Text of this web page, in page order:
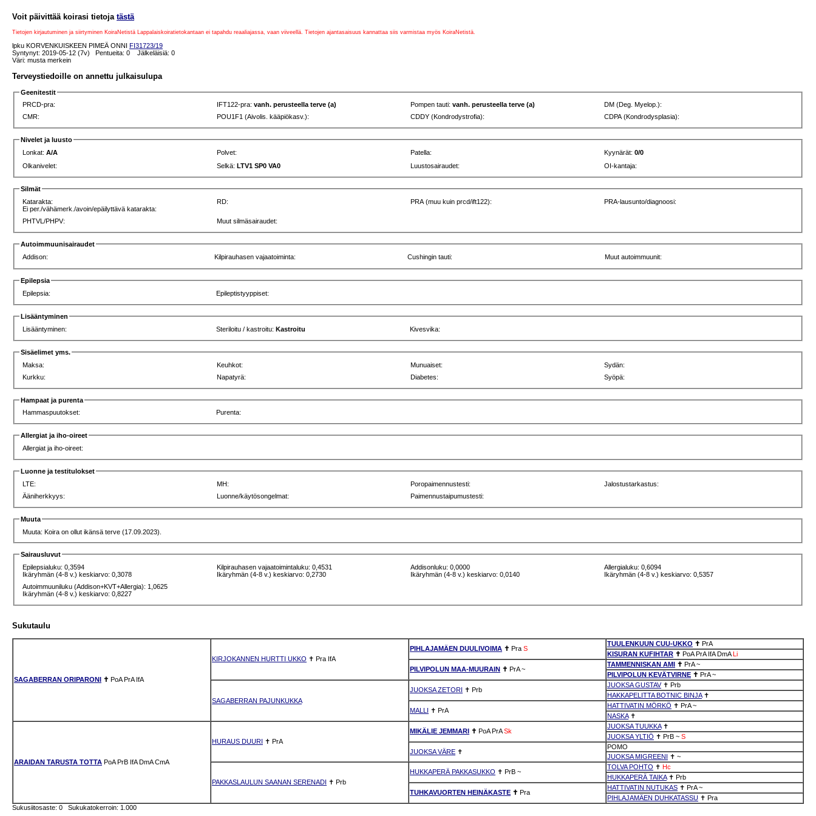
Voit päivittää koirasi tietoja tästä
Tietojen kirjautuminen ja siirtyminen KoiraNetistä Lappalaiskoiratietokantaan ei tapahdu reaaliajassa, vaan viiveellä. Tietojen ajantasaisuus kannattaa siis varmistaa myös KoiraNetistä.
lpku KORVENKUISKEEN PIMEÄ ONNI FI31723/19
Syntynyt: 2019-05-12 (7v) Pentueita: 0 Jälkeläisiä: 0
Väri: musta merkein
Terveystiedoille on annettu julkaisulupa
Geenitestit
PRCD-pra:
IFT122-pra:vanh. perusteella terve (a) Pompen tauti:vanh. perusteella terve (a)
DM (Deg. Myelop.):
CMR:
POU1F1 (Aivolis. kääpiökasv.): CDDY (Kondrodystrofia): CDPA (Kondrodysplasia):
Nivelet ja luusto
Lonkat:A/A Polvet: Patella: Kyynärät:0/0
Olkanivelet:
Selkä:LTV1 SP0 VA0 Luustosairaudet: OI-kantaja:
Silmät
Katarakta:
Ei per./vähämerk./avoin/epäilyttävä katarakta:
RD: PRA (muu kuin prcd/ift122): PRA-lausunto/diagnoosi:
PHTVL/PHPV: Muut silmäsairaudet:
Autoimmuunisairaudet
Addison:
Kilpirauhasen vajaatoiminta: Cushingin tauti: Muut autoimmuunit:
Epilepsia
Epilepsia:
Epileptistyyppiset:
Lisääntyminen
Lisääntyminen:
Steriloitu / kastroitu:Kastroitu Kivesvika:
Sisäelimet yms.
Maksa:
Keuhkot: Munuaiset:
Sydän:
Kurkku:
Napatyrä: Diabetes: Syöpä:
Hampaat ja purenta
Hammaspuutokset:
Purenta:
Allergiat ja iho-oireet
Allergiat ja iho-oireet:
Luonne ja testitulokset
LTE:
MH: Poropaimennustesti:
Jalostustarkastus:
Ääniherkkyys:
Luonne/käytösongelmat: Paimennustaipumustesti:
Muuta
Muuta: Koira on ollut ikänsä terve (17.09.2023).
Sairausluvut
Epilepsialuku: 0,3594
Ikäryhmän (4-8 v.) keskiarvo: 0,3078
Kilpirauhasen vajaatoimintaluku: 0,4531
Ikäryhmän (4-8 v.) keskiarvo: 0,2730
Addisonluku: 0,0000
Ikäryhmän (4-8 v.) keskiarvo: 0,0140
Allergialuku: 0,6094
Ikäryhmän (4-8 v.) keskiarvo: 0,5357
Autoimmuuniluku (Addison+KVT+Allergia): 1,0625
Ikäryhmän (4-8 v.) keskiarvo: 0,8227
Sukutaulu
SAGABERRAN ORIPARONI ✝ PoA PrA IfA
KIRJOKANNEN HURTTI UKKO ✝ Pra IfA
PIHLAJAMÄEN DUULIVOIMA ✝ Pra S
TUULENKUUN CUU-UKKO ✝ PrA
KISURAN KUFIHTAR ✝ PoA PrA IfA DmA Li
PILVIPOLUN MAA-MUURAIN ✝ PrA ~
TAMMENNISKAN AMI ✝ PrA ~
PILVIPOLUN KEVÄTVIRNE ✝ PrA ~
SAGABERRAN PAJUNKUKKA
JUOKSA ZETORI ✝ Prb
JUOKSA GUSTAV✝ Prb
HAKKAPELITTA BOTNIC BINJA✝
MALLI ✝ PrA
HATTIVATIN MÖRKÖ ✝ PrA ~
NASKA✝
ARAIDAN TARUSTA TOTTA PoA PrB IfA DmA CmA
HURAUS DUURI ✝ PrA
MIKÄLIE JEMMARI ✝ PoA PrA Sk
JUOKSA TUUKKA✝
JUOKSA YLTIÖ ✝ PrB ~ S
JUOKSA VÄRE ✝
POMO
JUOKSA MIGREENI ✝ ~
PAKKASLAULUN SAANAN SERENADI ✝ Prb
HUKKAPERÄ PAKKASUKKO ✝ PrB ~
TOLVA POHTO ✝ Hc
HUKKAPERÄ TAIKA✝ Prb
TUHKAVUORTEN HEINÄKASTE ✝ Pra
HATTIVATIN NUTUKAS ✝ PrA ~
PIHLAJAMÄEN DUHKATASSU ✝ Pra
Sukusiitosaste: 0 Sukukatokerroin: 1.000